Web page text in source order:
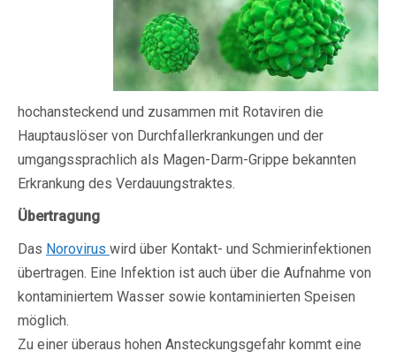
hochansteckend und zusammen mit Rotaviren die
Hauptauslöser von Durchfallerkrankungen und der
umgangssprachlich als Magen-Darm-Grippe bekannten
Erkrankung des Verdauungstraktes.
Übertragung
Das Norovirus wird über Kontakt- und Schmierinfektionen
übertragen. Eine Infektion ist auch über die Aufnahme von
kontaminiertem Wasser sowie kontaminierten Speisen
möglich.
Zu einer überaus hohen Ansteckungsgefahr kommt eine